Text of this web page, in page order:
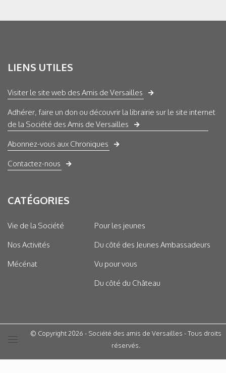
LIENS UTILES
Visiter le site web des Amis de Versailles
Adhérer, faire un don ou découvrir la librairie sur le site internet
de la Société des Amis de Versailles
Abonnez-vous aux Chroniques
Contactez-nous
CATÉGORIES
Vie de la Société
Nos Activités
Mécénat
Pour les jeunes
Du côté des Jeunes Ambassadeurs
Vu pour vous
Du côté du Château
© Copyright 2026 - Société des amis de Versailles - Tous droits
réservés.